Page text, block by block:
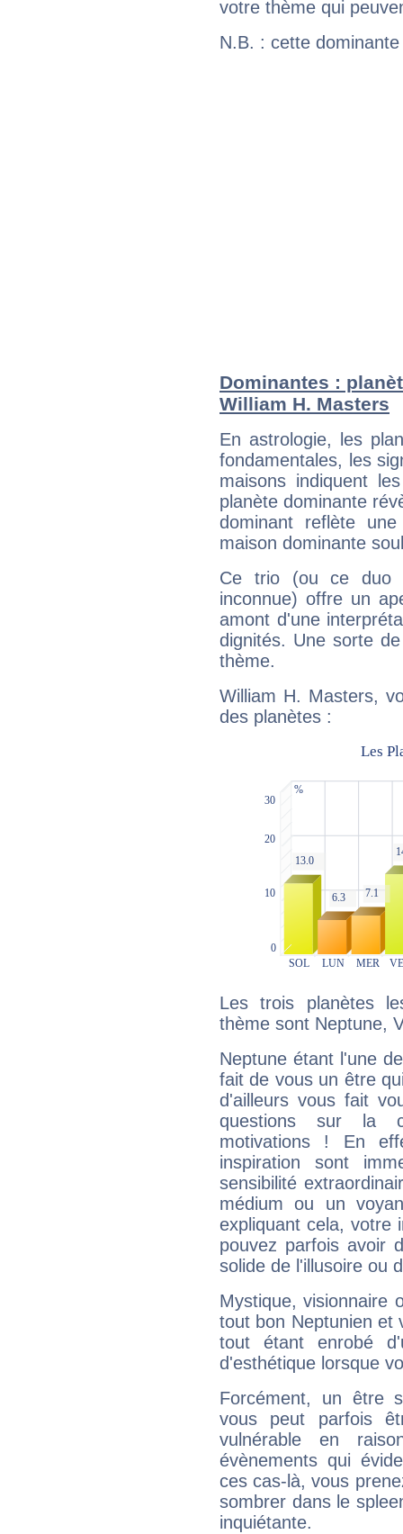
votre thème qui
N.B. : cette
Dominantes :
William H. Masters
En astrologie, les
fondamentales, les
maisons indiquent
planète dominante
dominant reflète
maison dominante
Ce trio (ou ce duo
inconnue) offre un
amont d'une
dignités. Une sorte
thème.
William H. Masters,
des planètes :
Les trois planètes
thème sont Neptune,
Neptune étant l'une
fait de vous un être
d'ailleurs vous fait
questions sur la
motivations ! En
inspiration sont
sensibilité
médium ou un
expliquant cela, votre
pouvez parfois avoir
solide de l'illusoire ou
Mystique, visionnaire
tout bon Neptunien et
tout étant enrobé
d'esthétique lorsque
Forcément, un être
vous peut parfois
vulnérable en
évènements qui
ces cas-là, vous
sombrer dans le
inquiétante.